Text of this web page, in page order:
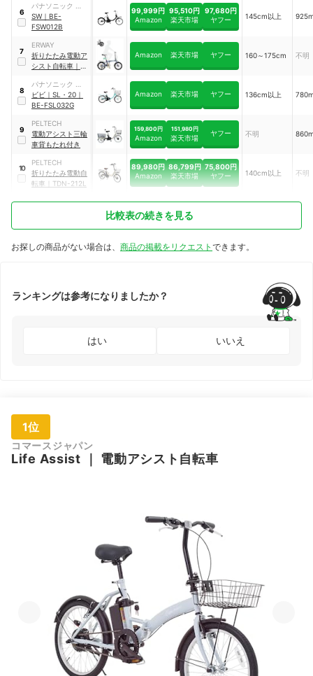
6
パナソニック サイ
クルテック
SW ｜ BE-
FSW012B
99,999円
Amazon
95,510円
楽天市場
97,680円
ヤフー
145cm以上
7
ERWAY
折りたたみ電動ア
シスト自転車 ｜
Amazon 楽天市場 ヤフー 160～175cm 不明
8
パナソニック サイ
クルテック
ビビ ｜ SL・20 ｜
BE-FSL032G
Amazon 楽天市場 ヤフー 136cm以上
9
PELTECH
電動アシスト三輪
車背もたれ付き
159,800円
Amazon
151,980円
楽天市場
ヤフー 不明
10
PELTECH
折りたたみ電動自
転車
TDN-212L
89,980円
Amazon
86,799円
楽天市場
75,800円
ヤフー
140cm以上 不明
比較表の続きを見る
お探しの商品がない場合は、 商品の掲載をリクエスト できます。
ランキングは参考になりましたか？
はい いいえ
1位
コマースジャパン
Life Assist ｜ 電動アシスト自転車